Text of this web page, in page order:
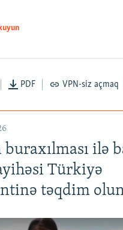
PDF VPN-siz açmaq
buraxılması ilə
Türkiyə
təqdim